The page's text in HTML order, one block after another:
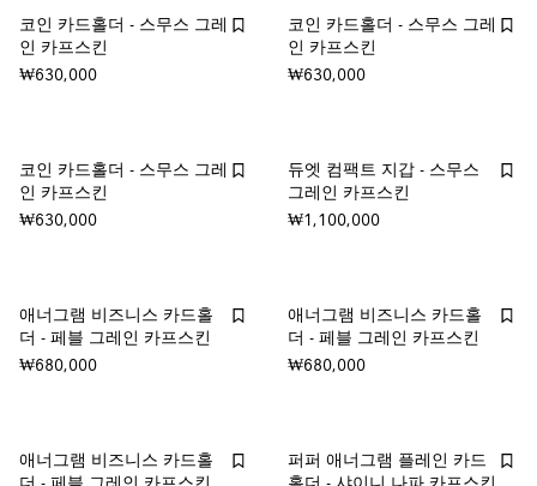
코인 카드홀더 - 스무스 그레
인 카프스킨
₩630,000
코인 카드홀더 - 스무스 그레
인 카프스킨
₩630,000
코인 카드홀더 - 스무스 그레
인 카프스킨
₩630,000
듀엣 컴팩트 지갑 - 스무스
그레인 카프스킨
₩1,100,000
애너그램 비즈니스 카드홀
더 - 페블 그레인 카프스킨
₩680,000
애너그램 비즈니스 카드홀
더 - 페블 그레인 카프스킨
₩680,000
애너그램 비즈니스 카드홀
퍼퍼 애너그램 플레인 카드